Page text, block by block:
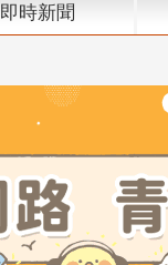
即時新聞